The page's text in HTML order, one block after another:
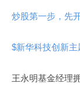
炒股第一步，先
$新华科技创新
王永明基金经理